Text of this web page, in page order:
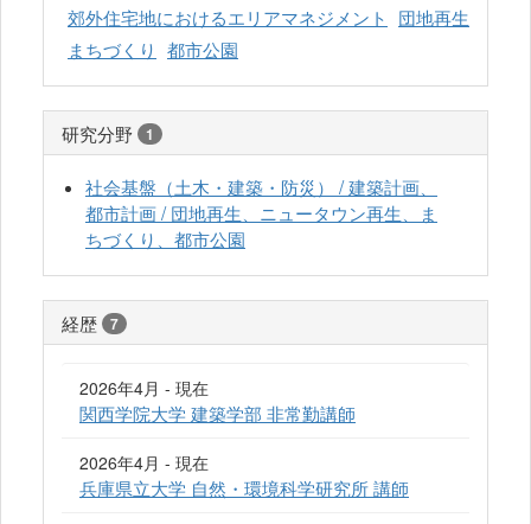
郊外住宅地におけるエリアマネジメント 団地再生
まちづくり 都市公園
研究分野 1
社会基盤（土木・建築・防災） / 建築計画、
都市計画 / 団地再生、ニュータウン再生、ま
ちづくり、都市公園
経歴 7
2026年4月 - 現在
関西学院大学 建築学部 非常勤講師
2026年4月 - 現在
兵庫県立大学 自然・環境科学研究所 講師